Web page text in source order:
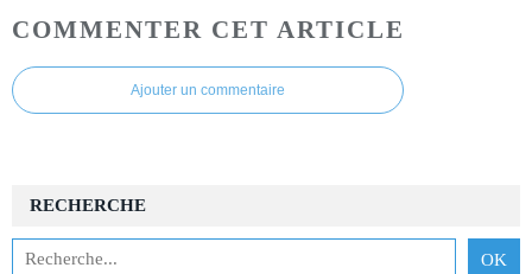
COMMENTER CET ARTICLE
Ajouter un commentaire
RECHERCHE